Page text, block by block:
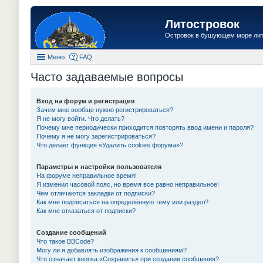
Литостровок
Островок в бушующем море
Меню FAQ
Часто задаваемые вопросы
Вход на форум и регистрация
Зачем мне вообще нужно регистрироваться?
Я не могу войти. Что делать?
Почему мне периодически приходится повторять ввод имени и пароля?
Почему я не могу зарегистрироваться?
Что делает функция «Удалить cookies форума»?
Параметры и настройки пользователя
На форуме неправильное время!
Я изменил часовой пояс, но время все равно неправильное!
Чем отличаются закладки от подписки?
Как мне подписаться на определённую тему или раздел?
Как мне отказаться от подписки?
Создание сообщений
Что такое BBCode?
Могу ли я добавлять изображения к сообщениям?
Что означает кнопка «Сохранить» при создании сообщения?